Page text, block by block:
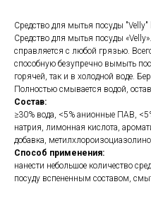
Средство для мытья посуды "Velly"
Cредство для мытья посуды
справляется с любой грязью.
способную безупречно вымыть
горячей, так и в холодной воде.
Полностью смывается водой,
Состав:
≥30% вода, <5% анионные ПАВ,
натрия, лимонная кислота,
добавка,
Способ применения:
нанести небольшое количество
посуду вспененным составом,